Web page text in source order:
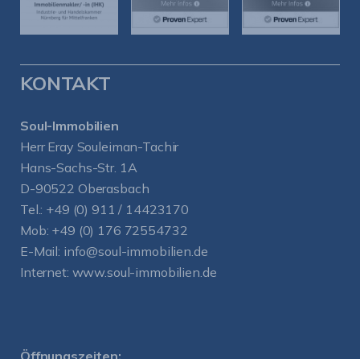
KONTAKT
Soul-Immobilien
Herr Eray Souleiman-Tachir
Hans-Sachs-Str. 1A
D-90522 Oberasbach
Tel.: +49 (0) 911 / 14423170
Mob: +49 (0) 176 72554732
E-Mail: info@soul-immobilien.de
Internet: www.soul-immobilien.de
Öffnungszeiten: